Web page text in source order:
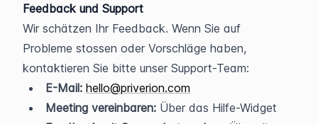
Feedback und Support
Wir schätzen Ihr Feedback. Wenn Sie auf
Probleme stossen oder Vorschläge haben,
kontaktieren Sie bitte unser Support-Team:
E-Mail: hello@priverion.com
Meeting vereinbaren: Über das Hilfe-Widget